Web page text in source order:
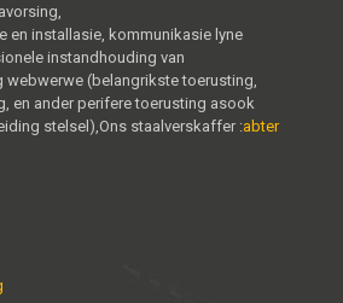
en installasie, kommunikasie lyne
instandhouding van
webwerwe (belangrikste toerusting,
en ander perifere toerusting asook
stelsel),Ons staalverskaffer :abter